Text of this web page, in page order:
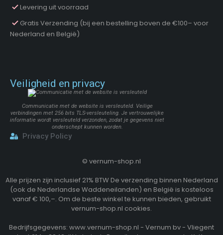
Levering uit voorraad
Gratis Verzending (bij een bestelling boven de €100– voor
Nederland en België)
Veiligheid en privacy
Communicatie met de website is versleuteld. Veilige
verbindingen met 256 bits TLS-versleuteling. Je vertrouwelijke
informatie wordt versleuteld verzonden, zodat je gegevens niet
onderschept kunnen worden.
Privacy Policy
© vernum-shop.nl
Alle prijzen zijn inclusief 21% BTW De verzending binnen Nederland
(ook de Nederlandse Waddeneilanden) en België is kosteloos
vanaf € 100,–. Om de beste winkel te kunnen bieden, gebruikt
vernum-shop.nl cookies.
Bedrijfsgegevens: www.vernum-shop.nl - Vernum bv - Vliegent